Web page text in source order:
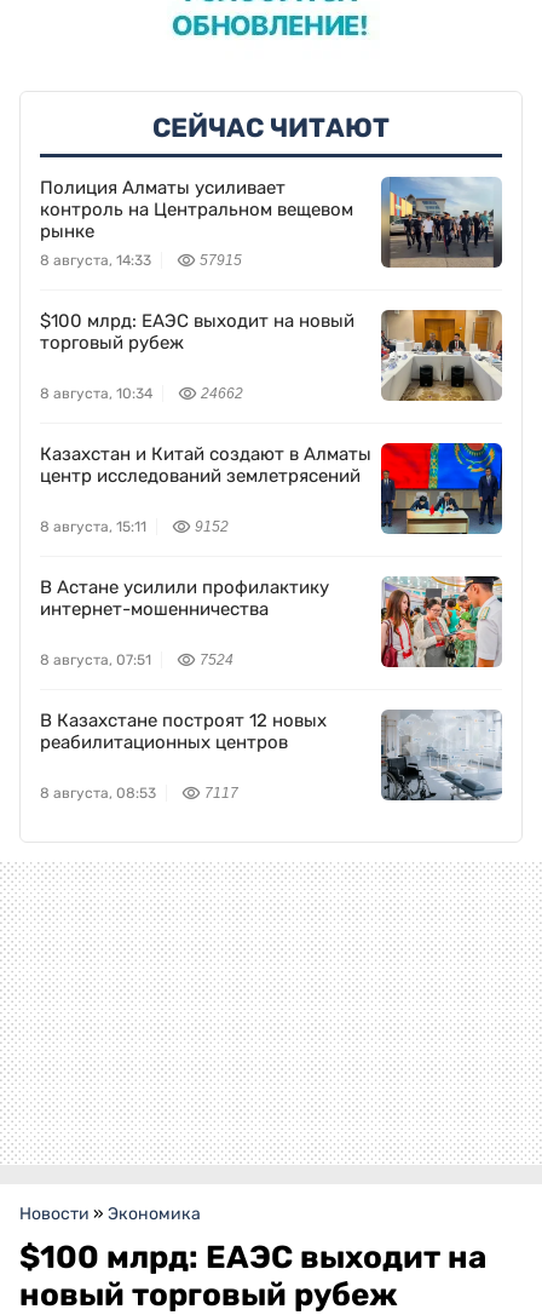
СЕЙЧАС ЧИТАЮТ
Полиция Алматы усиливает
контроль на Центральном вещевом
рынке
8 августа, 14:33 57915
$100 млрд: ЕАЭС выходит на новый
торговый рубеж
8 августа, 10:34 24662
Казахстан и Китай создают в Алматы
центр исследований землетрясений
8 августа, 15:11 9152
В Астане усилили профилактику
интернет-мошенничества
8 августа, 07:51 7524
В Казахстане построят 12 новых
реабилитационных центров
8 августа, 08:53 7117
Новости » Экономика
$100 млрд: ЕАЭС выходит на
новый торговый рубеж